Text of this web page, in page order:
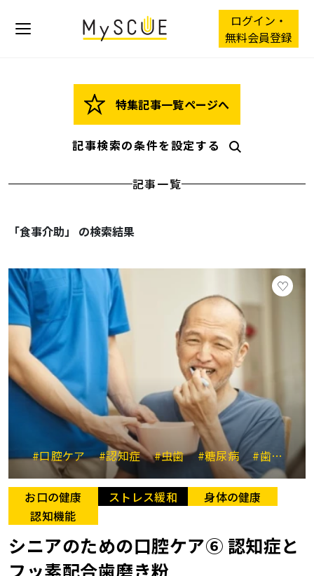
ログイン・
無料会員登録
特集記事一覧ページへ
記事検索の条件を設定する
記事一覧
「食事介助」 の検索結果
#口腔ケア #認知症 #虫歯 #糖尿病 #歯周病
お口の健康 ストレス緩和
身体の健康
認知機能
シニアのための口腔ケア⑥ 認知症と
フッ素配合歯磨き粉